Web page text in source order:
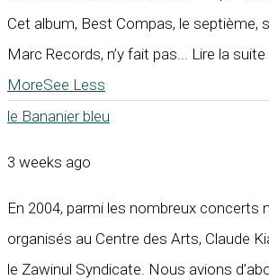
Cet album, Best Compas, le septième,
Marc Records, n’y fait pas... Lire la
MoreSee Less
le Bananier bleu
3 weeks ago
En 2004, parmi les nombreux concerts
organisés au Centre des Arts, Claude
le Zawinul Syndicate. Nous avions